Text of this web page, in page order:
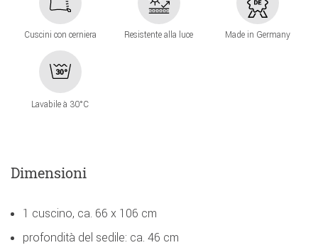
Cuscini con cerniera Resistente alla luce Made in Germany
Lavabile à 30°C
Dimensioni
1 cuscino, ca. 66 x 106 cm
profondità del sedile: ca. 46 cm